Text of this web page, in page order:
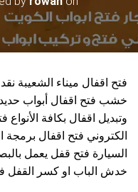
فتح اقفال ميناء الشعيبة
خشب فتح اقفال أبواب
وتبديل اقفال بكافة
الكتروني فتح اقفال برمجة
السيارة فتح قفل يعمل
خدش الباب او كسر القفل